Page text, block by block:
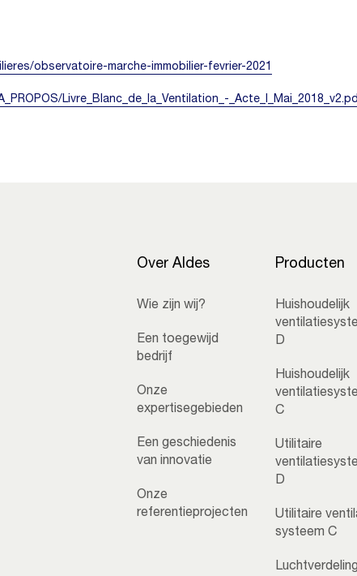
observatoire-marche-immobilier-fevrier-2021
Livre_Blanc_de_la_Ventilation_-
Over Aldes
Wie zijn wij?
Een toegewijd
bedrijf
Onze
expertisegebieden
Een geschiedenis
van innovatie
Onze
referentieprojecten
Producten
Huishoudelijk
D
Huishoudelijk
C
Utilitaire
D
Utilitaire
systeem C
Luchtverdeling